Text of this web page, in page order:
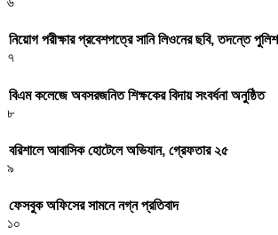
নিয়োগ পরীক্ষার প্রবেশপত্রে সানি লিওনের ছবি, তদন্তে পুলিশ
৭
বিএম কলেজে অবসরজনিত শিক্ষকের বিদায় সংবর্ধনা অনুষ্ঠিত
৮
বরিশালে আবাসিক হোটেলে অভিযান, গ্রেফতার ২৫
৯
ফেসবুক অফিসের সামনে নগ্ন প্রতিবাদ
১০